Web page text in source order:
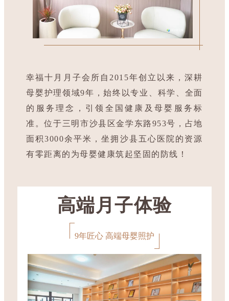
幸福十月月子会所自2015年创立以来，深耕
母婴护理领域9年，始终以专业、科学、全面
的服务理念，引领全国健康及母婴服务标
准。位于三明市沙县区金学东路953号， 占地
面积3000余平米，坐拥沙县五心医院的资源
有零距离的为母婴健康筑起坚固的防线！
高端月子体验
9年匠心 高端母婴照护